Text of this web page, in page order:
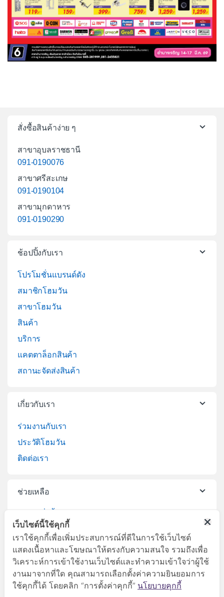
สั่งซื้อสินค้าง่าย ๆ
สาขาอุบลราชธานี
091-0190076
สาขาศรีสะเกษ
091-0190104
สาขามุกดาหาร
091-0190290
ช้อปปิ้งกับเรา
โปรโมชั่นแบรนด์ดัง
สมาชิกโฮมวัน
สาขาโฮมวัน
สินค้า
บริการ
แคตตาล็อกสินค้า
สถานะจัดส่งสินค้า
เกี่ยวกับเรา
ร่วมงานกับเรา
ประวัติโฮมวัน
ติดต่อเรา
ช่วยเหลือ
บริการจัดส่งสินค้า
เปลี่ยนคืนสินค้า
เว็บไซต์นี้ใช้คุกกี้
เราใช้คุกกี้เพื่อเพิ่มประสบการณ์ที่ดีในการใช้เว็บไซต์
แสดงเนื้อหาและโฆษณาให้ตรงกับความสนใจ รวมถึงเพื่อ
วิเคราะห์การเข้าใช้งานเว็บไซต์และทำความเข้าใจว่าผู้ใช้
งานมาจากที่ใด คุณสามารถเลือกตั้งค่าความยินยอมการ
ใช้คุกกี้ได้ โดยคลิก “การตั้งค่าคุกกี้” นโยบายคุกกี้